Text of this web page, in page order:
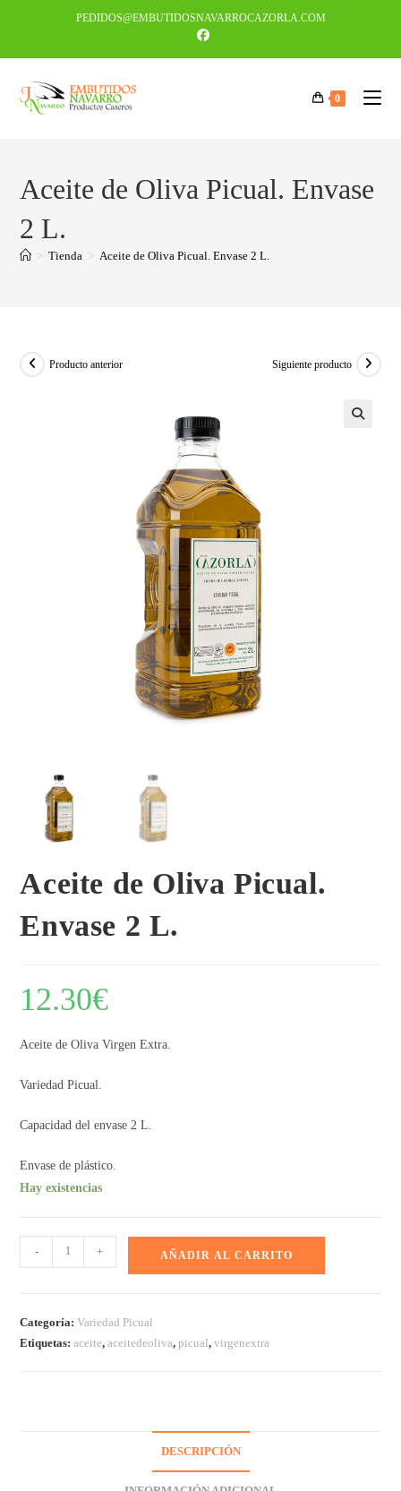
PEDIDOS@EMBUTIDOSNAVARROCAZORLA.COM
0
Aceite de Oliva Picual. Envase
2 L.
> Tienda > Aceite de Oliva Picual. Envase 2 L.
Producto anterior Siguiente producto
Aceite de Oliva Picual.
Envase 2 L.
12.30€
Aceite de Oliva Virgen Extra.
Variedad Picual.
Capacidad del envase 2 L.
Envase de plástico.
Hay existencias
- + AÑADIR AL CARRITO
Categoría:Variedad Picual
Etiquetas:aceite,aceitedeoliva,picual,virgenextra
DESCRIPCIÓN